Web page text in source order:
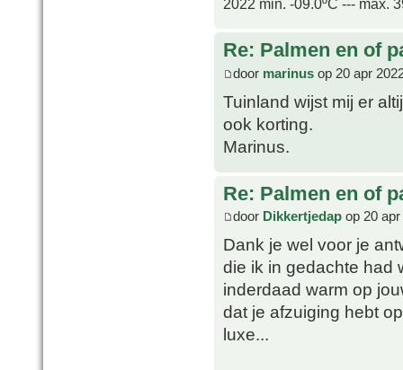
2022 min. -09.0ºC --- max.
Re: Palmen en of
door marinus op 20 apr
Tuinland wijst mij er
ook korting.
Marinus.
Re: Palmen en of
door Dikkertjedap op 20
Dank je wel voor je
die ik in gedachte had
inderdaad warm op
dat je afzuiging hebt
luxe...